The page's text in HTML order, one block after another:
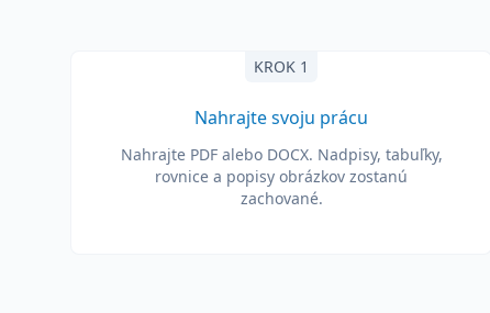
KROK 1
Nahrajte svoju prácu
Nahrajte PDF alebo DOCX. Nadpisy, tabuľky,
rovnice a popisy obrázkov zostanú
zachované.